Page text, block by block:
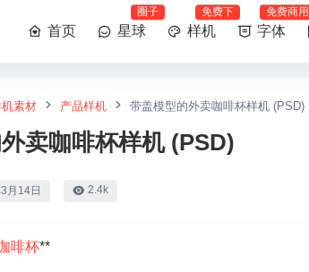
首页 星球
圈子
样机
免费下
字体
免费商用
素材 产品样机 带盖模型的外卖咖啡杯样机 (PSD)
卖咖啡杯样机 (PSD)
月14日 2.4k
啡杯**